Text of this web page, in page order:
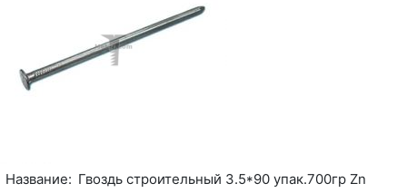
Название: Гвоздь строительный 3.5*90 упак.700гр Zn